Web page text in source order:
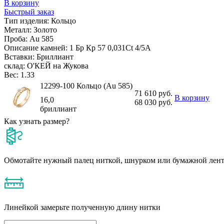
В корзину
Быстрый заказ
Тип изделия: Кольцо
Металл: Золото
Проба: Au 585
Описание камней: 1 Бр Кр 57 0,031Ct 4/5А
Вставки: Бриллиант
склад: О'КЕЙ на Жукова
Вес: 1.33
12299-100 Кольцо (Au 585)
71 610 руб.
68 030 руб.
В корзину
16,0
бриллиант
Как узнать размер?
Обмотайте нужный палец ниткой, шнурком или бумажной
Линейкой замерьте полученную длину нитки